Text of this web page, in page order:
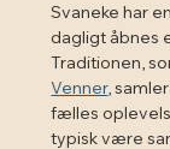
Svaneke har
dagligt åbnes
Traditionen,
Venner,
fælles
typisk være